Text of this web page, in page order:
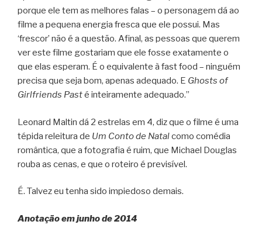
porque ele tem as melhores falas – o personagem dá ao
filme a pequena energia fresca que ele possui. Mas
‘frescor’ não é a questão. Afinal, as pessoas que querem
ver este filme gostariam que ele fosse exatamente o
que elas esperam. É o equivalente à fast food – ninguém
precisa que seja bom, apenas adequado. E Ghosts of
Girlfriends Pasté inteiramente adequado.”
Leonard Maltin dá 2 estrelas em 4, diz que o filme é uma
tépida releitura de Um Conto de Natalcomo comédia
romântica, que a fotografia é ruim, que Michael Douglas
rouba as cenas, e que o roteiro é previsível.
É. Talvez eu tenha sido impiedoso demais.
Anotação em junho de 2014